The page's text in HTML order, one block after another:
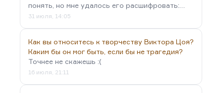
понять, но мне удалось его расшифровать:…
31 июля, 14:05
Как вы относитесь к творчеству Виктора Цоя?
Каким бы он мог быть, если бы не трагедия?
Точнее не скажешь :(
16 июля, 21:11